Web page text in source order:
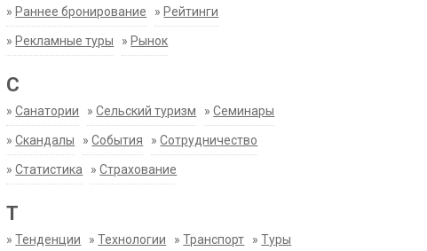
» Раннее бронирование » Рейтинги
» Рекламные туры » Рынок
С
»Санатории »Сельский туризм »Семинары
»Скандалы »События »Сотрудничество
»Статистика »Страхование
Т
»Тенденции »Технологии »Транспорт »Туры